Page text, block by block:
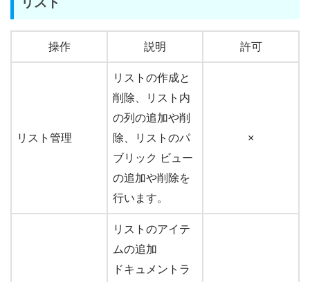
操作 説明 許可
リスト管理
リストの作成と
削除、リスト内
の列の追加や削
除、リストのパ
ブリック ビュー
の追加や削除を
行います。
×
リストのアイテ
ムの追加
ドキュメントラ